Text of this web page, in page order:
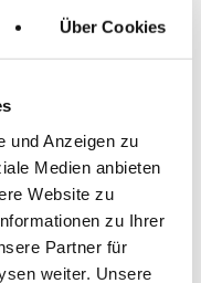
Über Cookies
und Anzeigen zu
Medien anbieten
Website zu
zu Ihrer
Partner für
weiter. Unsere